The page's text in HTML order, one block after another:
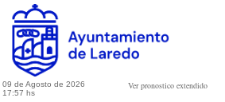
09 de Agosto de 2026
17:57 hs
Ver pronostico extendido